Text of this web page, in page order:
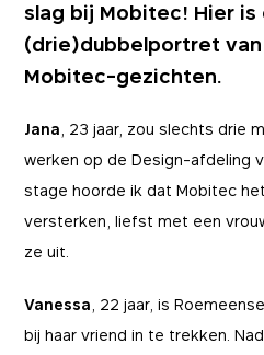
slag bij Mobitec! Hier is
(drie)dubbelportret
Mobitec-gezichten.
Jana , 23 jaar, zou slechts drie
werken op de Design-afdeling
stage hoorde ik dat Mobitec
versterken, liefst met een
ze uit.
Vanessa , 22 jaar, is
bij haar vriend in te trekken.